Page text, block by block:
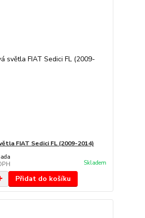
FIAT Sedici FL (2009-2014)
Skladem
Přidat do košíku